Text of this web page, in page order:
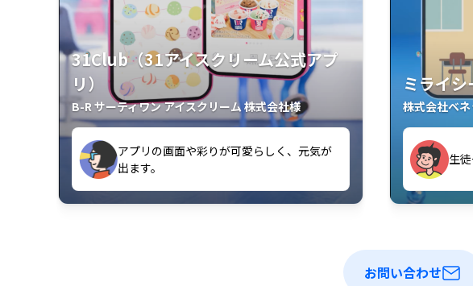
31Club（31アイスクリーム公式アプ
リ）
B-R サーティワン アイスクリーム 株式会社様
アプリの画面や彩りが可愛らしく、元気が
出ます。
クラスごとに特典があるようなので使うの
が楽しいです。
ミライシ
株式会社ベ
生
い
お問い合わせ